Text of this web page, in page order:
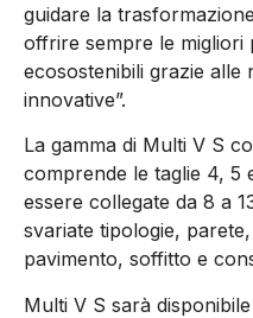
guidare la
offrire sempre le migliori
ecosostenibili grazie alle
innovative”.
La gamma di Multi V S
comprende le taglie 4, 5
essere collegate da 8 a
svariate tipologie,
pavimento, soffitto e
Multi V S sarà